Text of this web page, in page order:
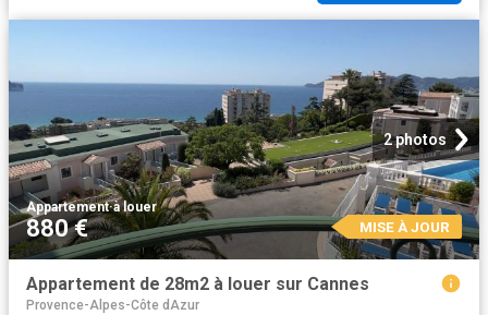
2 photos
Appartement·à louer
880 € MISE À JOUR
Appartement de 28m2 à louer sur Cannes
Provence-Alpes-Côte dAzur